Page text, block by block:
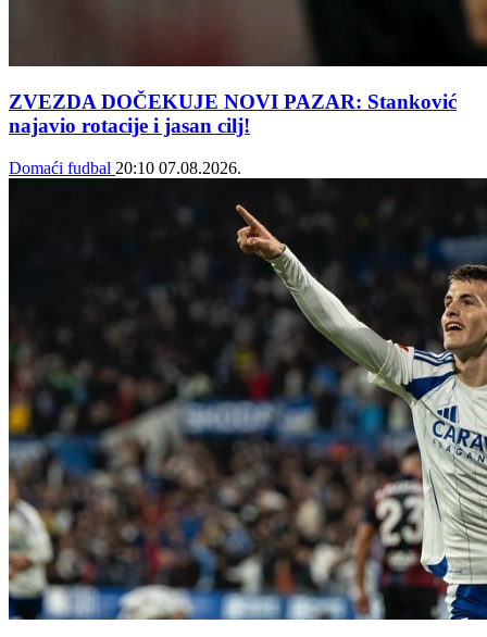
ZVEZDA DOČEKUJE NOVI PAZAR: Stanković
najavio rotacije i jasan cilj!
Domaći fudbal 20:10 07.08.2026.